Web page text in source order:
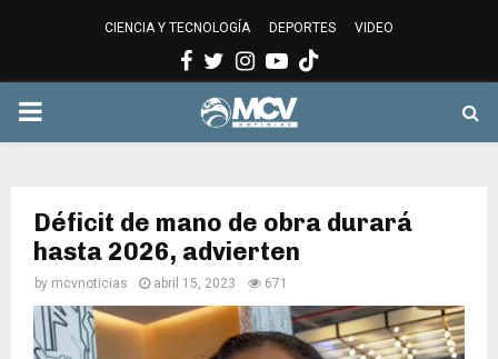
CIENCIA Y TECNOLOGÍA DEPORTES VIDEO
Facebook
Twitter
Instagram
Youtube
PRIMARY
Déficit de mano de obra durará
hasta 2026, advierten
by mcvnoticias abril 15, 2023 671